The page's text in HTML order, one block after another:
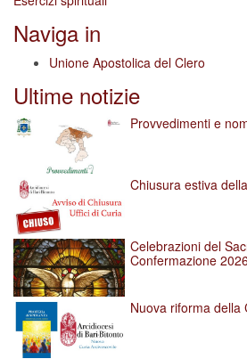
Naviga in
Unione Apostolica del Clero
Ultime notizie
Provvedimenti e
Chiusura estiva
Celebrazioni del
Confermazione 2026
Nuova riforma della